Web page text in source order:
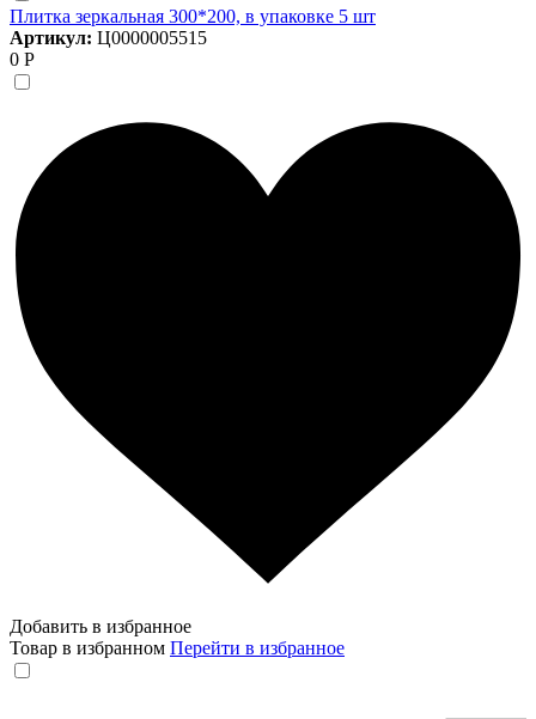
Плитка зеркальная 300*200, в упаковке 5 шт
Артикул: Ц0000005515
0 Р
Добавить в избранное
Товар в избранном Перейти в избранное